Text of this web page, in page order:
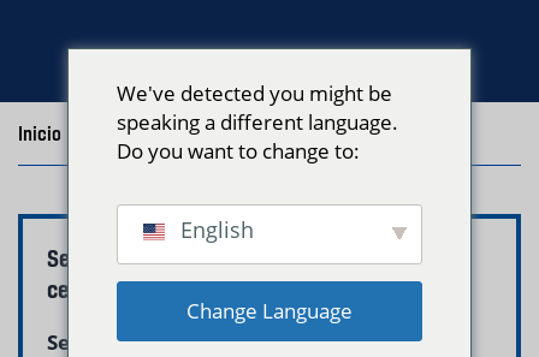
Inicio / Posts with the tag "downtown boston"
Servicio de Recogida de Lavandería en el
centro de Boston | Neptune Laundry
Servicio de recogida de lavandería en el
We've detected you might be
speaking a different language.
Do you want to change to:
English
Change Language